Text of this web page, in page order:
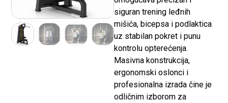
siguran trening leđnih
mišića, bicepsa i podlaktica
uz stabilan pokret i punu
kontrolu opterećenja.
Masivna konstrukcija,
ergonomski oslonci i
profesionalna izrada čine je
odličnim izborom za